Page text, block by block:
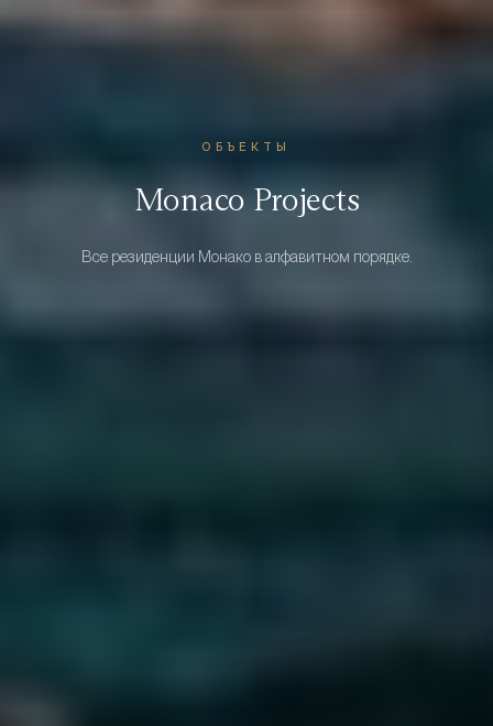
ОБЪЕКТЫ
Monaco Projects
Все резиденции Монако в алфавитном порядке.